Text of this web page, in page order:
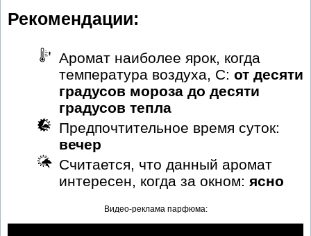
Рекомендации:
Аромат наиболее ярок, когда
температура воздуха, С: от десяти
градусов мороза до десяти
градусов тепла
Предпочтительное время суток:
вечер
Считается, что данный аромат
интересен, когда за окном: ясно
Видео-реклама парфюма: